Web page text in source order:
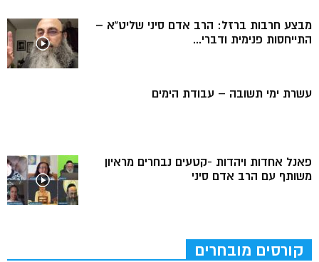
מבצע חרבות ברזל: הרב אדם סיני שליט”א –
התייחסות פנימית ודברי...
עשרת ימי תשובה – עבודת הימים
פאנל אחדות ויהדות -קטעים נבחרים מראיון
משותף עם הרב אדם סיני
קורסים מובחרים